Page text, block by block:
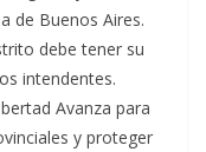
de Buenos Aires.
debe tener su
intendentes.
Avanza para
y proteger